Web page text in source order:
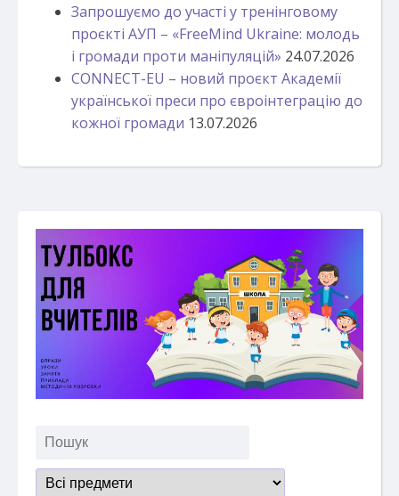
Запрошуємо до участі у тренінговому
проєкті АУП – «FreeMind Ukraine: молодь
і громади проти маніпуляцій» 24.07.2026
CONNECT-EU – новий проєкт Академії
української преси про євроінтеграцію до
кожної громади 13.07.2026